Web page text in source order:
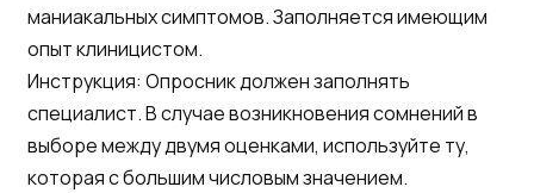
маниакальных симптомов. Заполняется имеющим
опыт клиницистом.
Инструкция: Опросник должен заполнять
специалист. В случае возникновения сомнений в
выборе между двумя оценками, используйте ту,
которая с большим числовым значением.